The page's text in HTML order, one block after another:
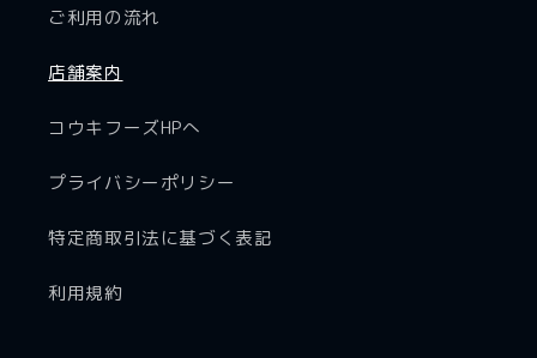
ご利用の流れ
店舗案内
コウキフーズHPへ
プライバシーポリシー
特定商取引法に基づく表記
利用規約